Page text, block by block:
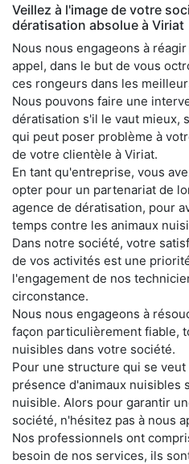
Veillez à l'image de votre
dératisation absolue à Viriat
Nous nous engageons à
appel, dans le but de vous
ces rongeurs dans les
Nous pouvons faire une
dératisation s'il le vaut mieux,
qui peut poser problème à
de votre clientèle à Viriat.
En tant qu'entreprise, vous
opter pour un partenariat de
agence de dératisation, pour
temps contre les animaux
Dans notre société, votre
de vos activités est une
l'engagement de nos
circonstance.
Nous nous engageons à
façon particulièrement fiable,
nuisibles dans votre société.
Pour une structure qui se
présence d'animaux nuisibles
nuisible. Alors pour garantir
société, n'hésitez pas à nous
Nos professionnels ont
besoin de nos services, ils